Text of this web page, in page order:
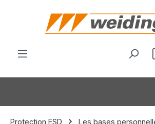
principal
Protection ESD
Les bases